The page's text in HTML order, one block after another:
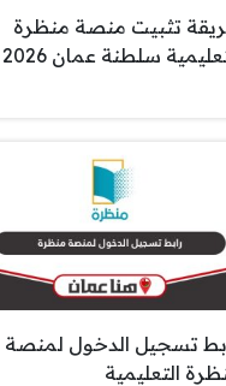
تثبيت منصة منظرة
سلطنة عمان 2026
تسجيل الدخول لمنصة
التعليمية